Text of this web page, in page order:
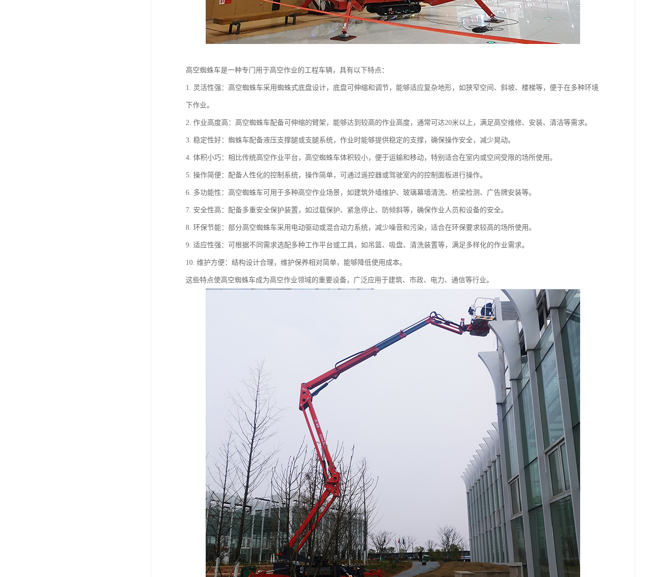
高空蜘蛛车是一种专门用于高空作业的工程车辆，具有以下特点：
1. 灵活性强：高空蜘蛛车采用蜘蛛式底盘设计，底盘可伸缩和调节，能够适应复杂地形，如狭窄空间、斜坡、楼梯等，便于在多种环境
下作业。
2. 作业高度高：高空蜘蛛车配备可伸缩的臂架，能够达到较高的作业高度，通常可达20米以上，满足高空维修、安装、清洁等需求。
3. 稳定性好：蜘蛛车配备液压支撑腿或支腿系统，作业时能够提供稳定的支撑，确保操作安全，减少晃动。
4. 体积小巧：相比传统高空作业平台，高空蜘蛛车体积较小，便于运输和移动，特别适合在室内或空间受限的场所使用。
5. 操作简便：配备人性化的控制系统，操作简单，可通过遥控器或驾驶室内的控制面板进行操作。
6. 多功能性：高空蜘蛛车可用于多种高空作业场景，如建筑外墙维护、玻璃幕墙清洗、桥梁检测、广告牌安装等。
7. 安全性高：配备多重安全保护装置，如过载保护、紧急停止、防倾斜等，确保作业人员和设备的安全。
8. 环保节能：部分高空蜘蛛车采用电动驱动或混合动力系统，减少噪音和污染，适合在环保要求较高的场所使用。
9. 适应性强：可根据不同需求选配多种工作平台或工具，如吊篮、吸盘、清洗装置等，满足多样化的作业需求。
10. 维护方便：结构设计合理，维护保养相对简单，能够降低使用成本。
这些特点使高空蜘蛛车成为高空作业领域的重要设备，广泛应用于建筑、市政、电力、通信等行业。